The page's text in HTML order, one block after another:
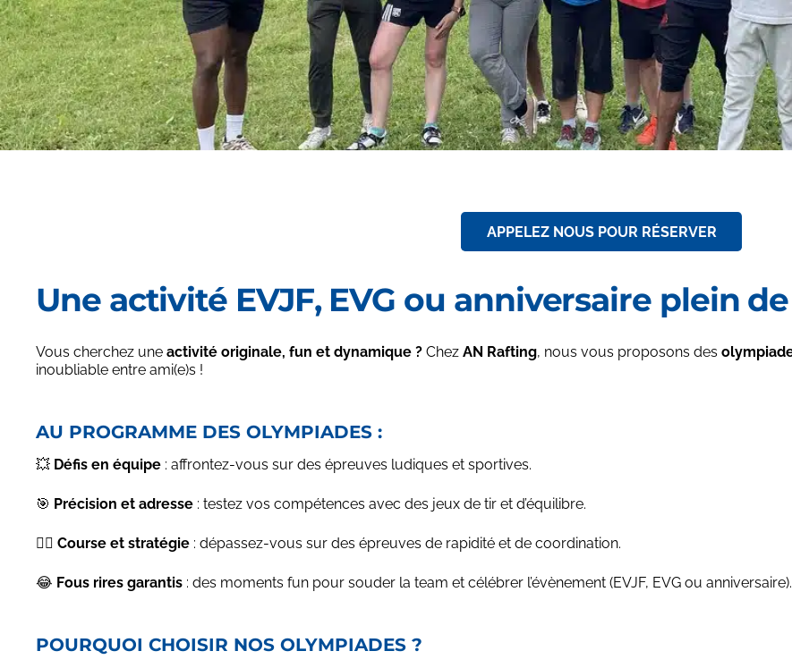
APPELEZ NOUS POUR RÉSERVER
Une activité EVJF, EVG ou anniversaire plein
Vous cherchez une activité originale, fun et dynamique ? Chez AN Rafting, nous vous proposons des o
inoubliable entre ami(e)s !
AU PROGRAMME DES OLYMPIADES :
💥 Défis en équipe : affrontez-vous sur des épreuves ludiques et sportives.
🎯 Précision et adresse : testez vos compétences avec des jeux de tir et d’équilibre.
🏃‍♀️ Course et stratégie : dépassez-vous sur des épreuves de rapidité et de coordination.
😂 Fous rires garantis : des moments fun pour souder la team et célébrer l’évènement (EVJF, EVG ou anniversaire).
POURQUOI CHOISIR NOS OLYMPIADES ?